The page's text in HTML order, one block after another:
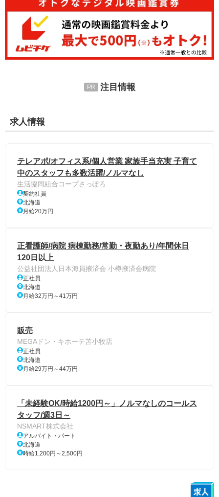
注目情報
求人情報
テレアポ/オフィス系/個人営業 家族手当充実 子育て
中のスタッフも多数活躍/ノルマなし
生活協同組合コープさっぽろ
契約社員
北海道
月給20万円
正看護師/病院 病棟勤務/常勤・夜勤あり/年間休日
120日以上
公益社団法人日本海員掖済会 小樽掖済会病院
正社員
北海道
月給32万円～41万円
販売
MEGAドン・キホーテ苫小牧店
正社員
北海道
月給29万円～44万円
「未経験OK/時給1200円～」ノルマなしのコールス
タッフ/週3日～
NSMART株式会社
アルバイト・パート
北海道
時給1,200円～2,500円